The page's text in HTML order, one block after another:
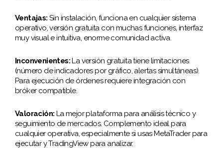
Ventajas: Sin instalación, funciona en cualquier sistema
operativo, versión gratuita con muchas funciones, interfaz
muy visual e intuitiva, enorme comunidad activa.
Inconvenientes:La versión gratuita tiene limitaciones
(número de indicadores por gráfico, alertas simultáneas).
Para ejecución de órdenes requiere integración con
bróker compatible.
Valoración: La mejor plataforma para análisis técnico y
seguimiento de mercados. Complemento ideal para
cualquier operativa, especialmente si usas MetaTrader para
ejecutar y TradingView para analizar.